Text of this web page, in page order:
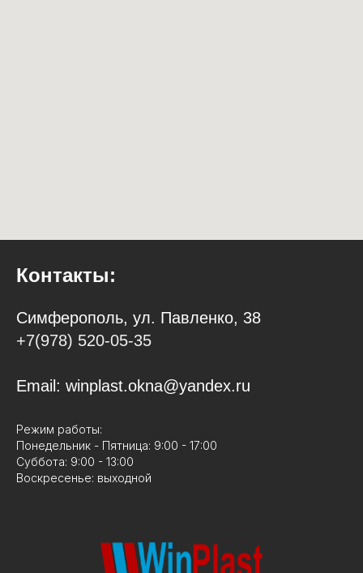
Контакты:
Симферополь, ул. Павленко, 38
+7(978) 520-05-35
Email: winplast.okna@yandex.ru
Режим работы:
Понедельник - Пятница: 9:00 - 17:00
Суббота: 9:00 - 13:00
Воскресенье: выходной